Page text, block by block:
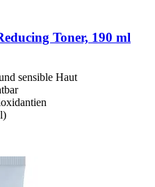
Toner, 190 ml
sensible Haut